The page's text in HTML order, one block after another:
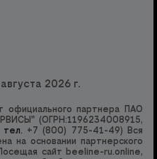
2026 г.
партнера ПАО
(ОГРН:1196234008915,
тел. +7 (800) 775-41-49) Вся
на основании партнерского
сайт beeline-ru.online,